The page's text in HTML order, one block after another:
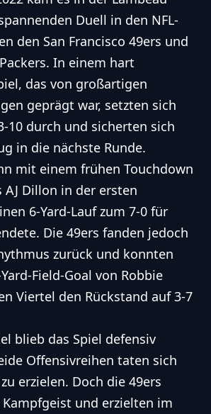
Duell in den NFL-
den San Francisco 49ers und
In einem hart
das von großartigen
geprägt war, setzten sich
10 durch und sicherten sich
in die nächste Runde.
mit einem frühen Touchdown
AJ Dillon in der ersten
6-Yard-Lauf zum 7-0 für
Die 49ers fanden jedoch
zurück und konnten
Field-Goal von Robbie
Viertel den Rückstand auf 3-7
blieb das Spiel defensiv
Offensivreihen taten sich
erzielen. Doch die 49ers
und erzielten im